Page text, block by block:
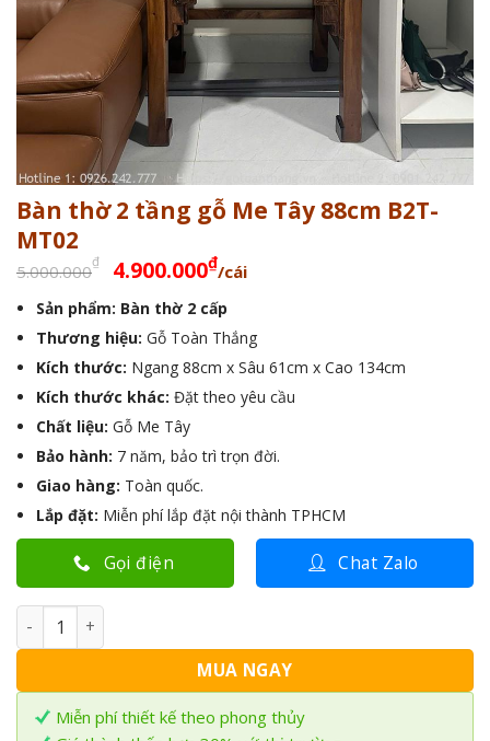
Bàn thờ 2 tầng gỗ Me Tây 88cm B2T-
MT02
5.000.000₫ Giá
gốc
là:
5.000.000₫.
4.900.000₫Giá
hiện
tại
là:
4.900.000₫.
/cái
Sản phẩm: Bàn thờ 2 cấp
Thương hiệu: Gỗ Toàn Thắng
Kích thước: Ngang 88cm x Sâu 61cm x Cao 134cm
Kích thước khác:Đặt theo yêu cầu
Chất liệu: Gỗ Me Tây
Bảo hành: 7 năm, bảo trì trọn đời.
Giao hàng: Toàn quốc.
Lắp đặt: Miễn phí lắp đặt nội thành TPHCM
Gọi điện Chat Zalo
Bàn thờ 2 tầng gỗ Me Tây 88cm B2T-MT02 số lượng
MUA NGAY
Miễn phí thiết kế theo phong thủy